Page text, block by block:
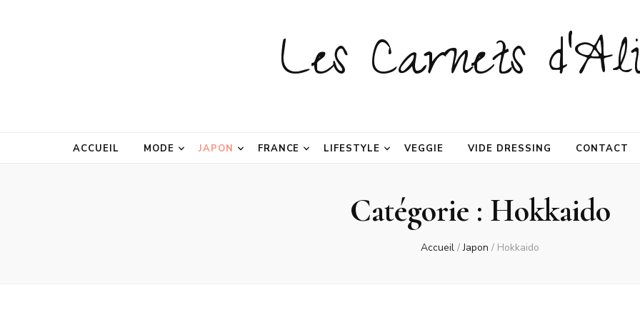
Les Carnets
ACCUEIL MODE JAPON FRANCE LIFESTYLE VEGGIE VIDE DRESSING CONTACT
Catégorie : Hokkaido
Accueil / Japon / Hokkaido